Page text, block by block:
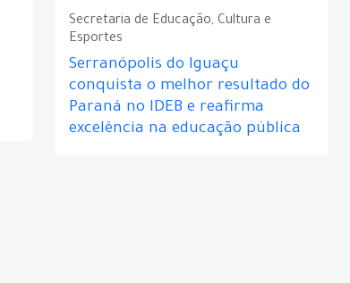
Secretaria de Educação, Cultura e
Esportes
Serranópolis do Iguaçu
conquista o melhor resultado do
Paraná no IDEB e reafirma
excelência na educação pública